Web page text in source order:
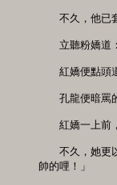
不久，他已套
立聽粉嬌道：
紅嬌便點頭道
孔龍便暗罵的
紅嬌一上前，
不久，她更以
帥的哩！」